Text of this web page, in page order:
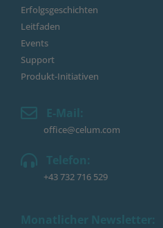
Erfolgsgeschichten
Leitfaden
Events
Support
Produkt-Initiativen
E-Mail:
office@celum.com
Telefon:
+43 732 716 529
Monatlicher Newsletter: